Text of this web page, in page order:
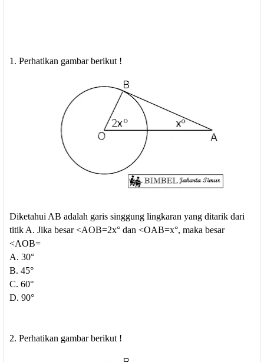
1. Perhatikan gambar berikut !
Diketahui AB adalah garis singgung lingkaran yang ditarik dari
titik A. Jika besar <AOB=2x° dan <OAB=x°, maka besar
<AOB=
A. 30°
B. 45°
C. 60°
D. 90°
2. Perhatikan gambar berikut !